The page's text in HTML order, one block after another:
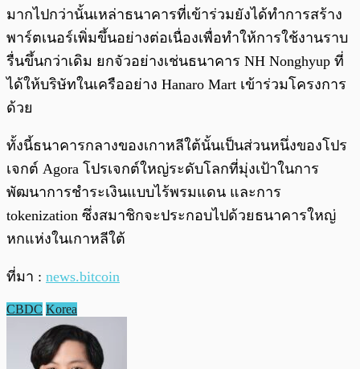
มากไปกว่านั้นเหล่าธนาคารที่เข้าร่วมยังได้ทำการสร้าง
พาร์ตเนอร์เพิ่มขึ้นอย่างต่อเนื่องเพื่อทำให้การใช้งานราบ
รื่นขึ้นกว่าเดิม ยกจัวอย่างเช่นธนาคาร NH Nonghyup ที่
ได้ให้บริษัทในเครืออย่าง Hanaro Mart เข้าร่วมโครงการ
ด้วย
ทั้งนี้ธนาคารกลางของเกาหลีใต้นั้นเป็นส่วนหนึ่งของโปร
เจกต์ Agora โปรเจกต์ใหญ่ระดับโลกที่มุ่งเป้าในการ
พัฒนาการชำระเงินแบบไร้พรมแดน และการ
tokenization ซึ่งสมาชิกจะประกอบไปด้วยธนาคารใหญ่
หกแห่งในเกาหลีใต้
ที่มา : news.bitcoin
CBDC Korea